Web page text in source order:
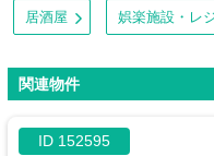
居酒屋 娯楽施設・レ
関連物件
ID 152595